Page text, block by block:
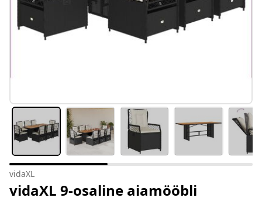
vidaXL
vidaXL 9-osaline aiamööbli